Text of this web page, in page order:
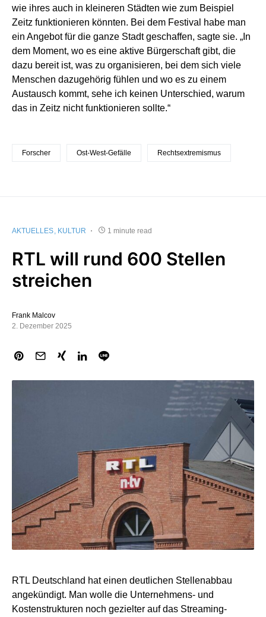
wie ihres auch in kleineren Städten wie zum Beispiel
Zeitz funktionieren könnten. Bei dem Festival habe man
ein Angebot für die ganze Stadt geschaffen, sagte sie. „In
dem Moment, wo es eine aktive Bürgerschaft gibt, die
dazu bereit ist, was zu organisieren, bei dem sich viele
Menschen dazugehörig fühlen und wo es zu einem
Austausch kommt, sehe ich keinen Unterschied, warum
das in Zeitz nicht funktionieren sollte.“
Forscher Ost-West-Gefälle Rechtsextremismus
AKTUELLES KULTUR 1 minute read
RTL will rund 600 Stellen
streichen
Frank Malcov
2. Dezember 2025
RTL Deutschland hat einen deutlichen Stellenabbau
angekündigt. Man wolle die Unternehmens- und
Kostenstrukturen noch gezielter auf das Streaming-